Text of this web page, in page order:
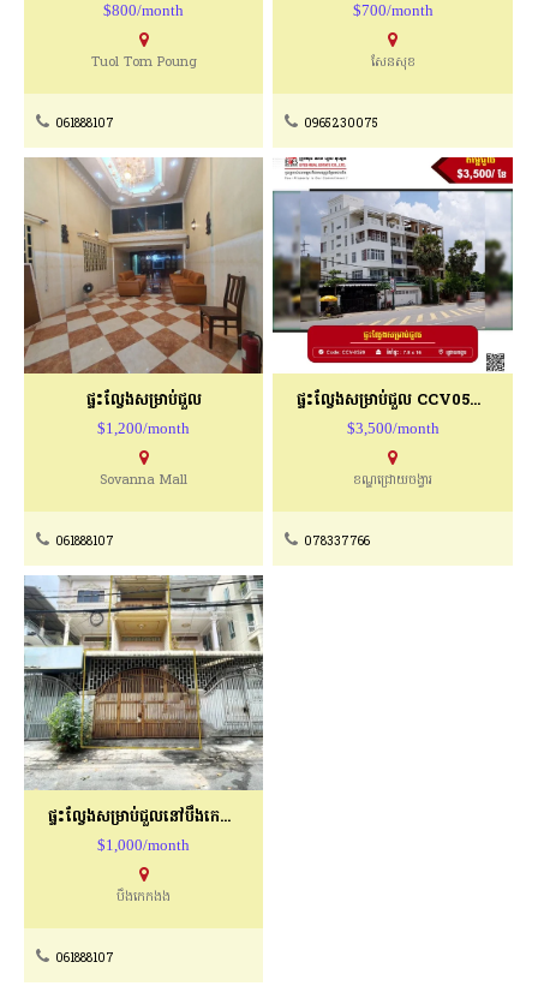
$800/month
Tuol Tom Poung
061888107
$700/month
សែនសុខ
0965230075
ផ្ទះល្វែងសម្រាប់ជួល
$1,200/month
Sovanna Mall
061888107
ផ្ទះល្វែងសម្រាប់ជួល CCV0520
$3,500/month
ខណ្ឌជ្រោយចង្វារ
078337766
ផ្ទះល្វែងសម្រាប់ជួលនៅបឹងកេកងង
$1,000/month
បឹងកេកងង
061888107